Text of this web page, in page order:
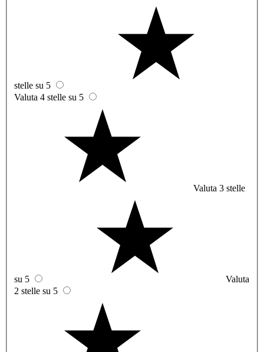
stelle su 5
Valuta 4 stelle su 5
Valuta 3 stelle
su 5
Valuta
2 stelle su 5